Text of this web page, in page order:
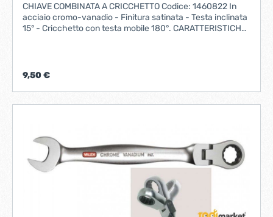
CHIAVE COMBINATA A CRICCHETTO Codice: 1460822 In
acciaio cromo-vanadio - Finitura satinata - Testa inclinata
15° - Cricchetto con testa mobile 180°. CARATTERISTICHE
9,50 €